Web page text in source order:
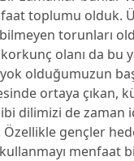
toplumu olduk.
torunları
olanı da bu
olduğumuzun
ortaya çıkan,
dilimizi de zaman
Özellikle gençler
menfaat